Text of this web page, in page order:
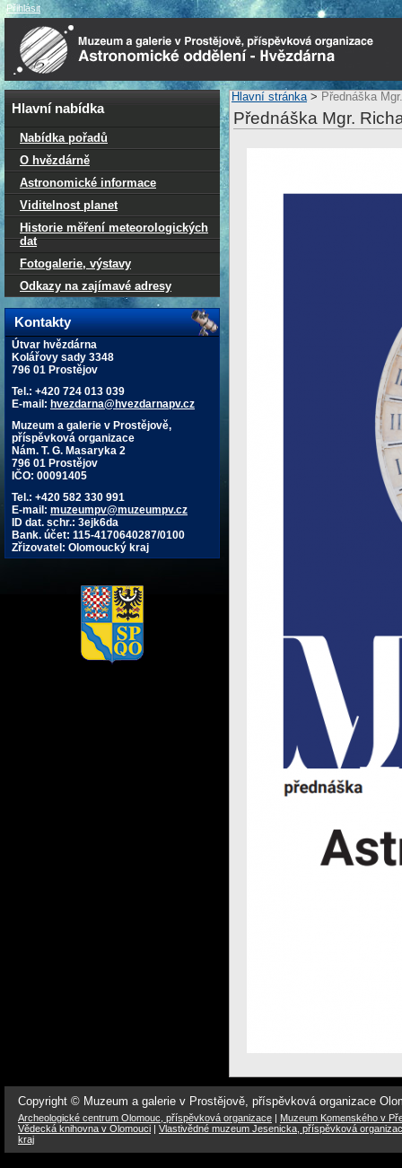
Hlavní nabídka
Nabídka pořadů
O hvězdárně
Astronomické informace
Viditelnost planet
Historie měření meteorologických
dat
Fotogalerie, výstavy
Odkazy na zajímavé adresy
Kontakty
Útvar hvězdárna
Kolářovy sady 3348
796 01 Prostějov
Tel.: +420 724 013 039
E-mail: hvezdarna@hvezdarnapv.cz
Muzeum a galerie v Prostějově,
příspěvková organizace
Nám. T. G. Masaryka 2
796 01 Prostějov
IČO: 00091405
Tel.: +420 582 330 991
E-mail: muzeumpv@muzeumpv.cz
ID dat. schr.: 3ejk6da
Bank. účet: 115-4170640287/0100
Zřizovatel: Olomoucký kraj
Hlavní stránka> Přednáška
Přednáška Mgr.
Copyright © Muzeum a galerie v Prostějově, příspěvková organizace
Archeologické centrum Olomouc, příspěvková organizace
Muzeum Komenského v
Vědecká knihovna v Olomouci
Vlastivědné muzeum Jesenicka, příspěvková
kraj
Přihlásit